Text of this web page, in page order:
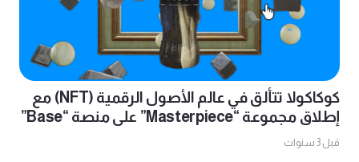
كوكاكولا تتألق في عالم الأصول الرقمية (NFT) مع
إطلاق مجموعة “Masterpiece” على منصة “Base”
قبل 3 سنوات